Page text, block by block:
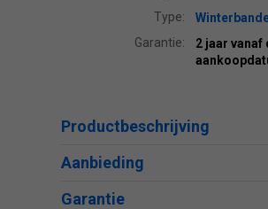
Type:
Garantie:
2 jaar vanaf
Productbeschrijving
Aanbieding
Garantie